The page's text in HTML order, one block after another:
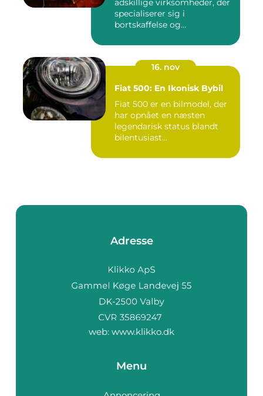
adskillige virksomheder, der
specialiserer sig i
bortskaffelse og
16. nov
Fiat 500: En Ikonisk Bybil
Fiat 500 er en bilmodel, der
har opnået en næsten
legendarisk status blandt
bilentusiast...
Adresse
web: www.klikko.dk
Menu